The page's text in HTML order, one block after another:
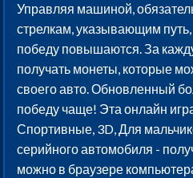
Управляя машиной,
стрелкам, указывающим
победу повышаются. За
получать монеты, которые
своего авто. Обновленный
победу чаще! Эта онлайн
Спортивные, 3D, Для
серийного автомобиля -
можно в браузере